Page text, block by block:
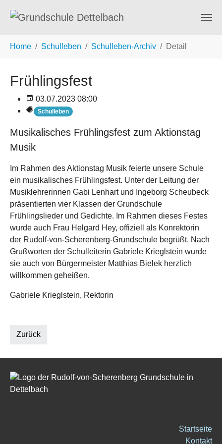
Home Schulleben Schulleben-Archiv Detail
Frühlingsfest
03.07.2023 08:00
Schulleben
Musikalisches Frühlingsfest zum Aktionstag
Musik
Im Rahmen des Aktionstag Musik feierte unsere Schule
ein musikalisches Frühlingsfest. Unter der Leitung der
Musiklehrerinnen Gabi Lenhart und Ingeborg Scheubeck
präsentierten vier Klassen der Grundschule
Frühlingslieder und Gedichte. Im Rahmen dieses Festes
wurde auch Frau Helgard Hey, offiziell als Konrektorin
der Rudolf-von-Scherenberg-Grundschule begrüßt. Nach
Grußworten der Schulleiterin Gabriele Krieglstein wurde
sie auch von Bürgermeister Matthias Bielek herzlich
willkommen geheißen.
Gabriele Krieglstein, Rektorin
Zurück
Startseite
Kontakt